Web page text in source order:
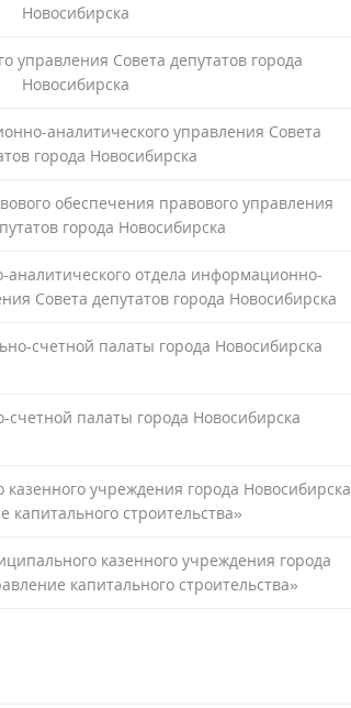
Новосибирска
управления Совета депутатов города
Новосибирска
аналитического управления Совета
города Новосибирска
обеспечения правового управления
города Новосибирска
аналитического отдела информационно-
Совета депутатов города Новосибирска
счетной палаты города Новосибирска
счетной палаты города Новосибирска
учреждения города Новосибирска
капитального строительства»
казенного учреждения города
капитального строительства»